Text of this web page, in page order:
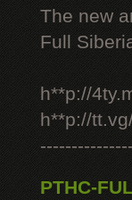
The new
Full
h**p://
h**p://
PTHC-